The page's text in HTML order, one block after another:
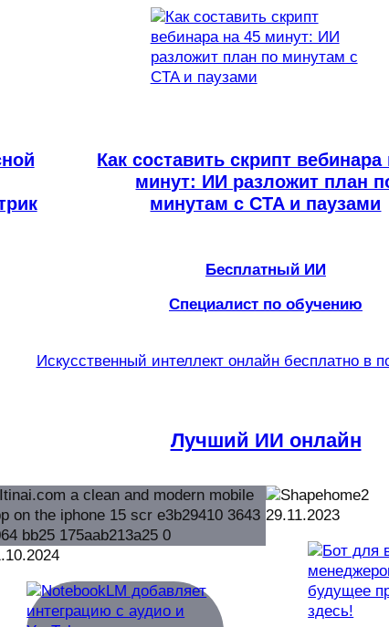
Как составить скрипт вебинара
минут: ИИ разложит план
минутам с CTA и паузами
Бесплатный ИИ
Специалист по обучению
Искусственный интеллект онлайн бесплатно в
Лучший ИИ онлайн
29.11.2023